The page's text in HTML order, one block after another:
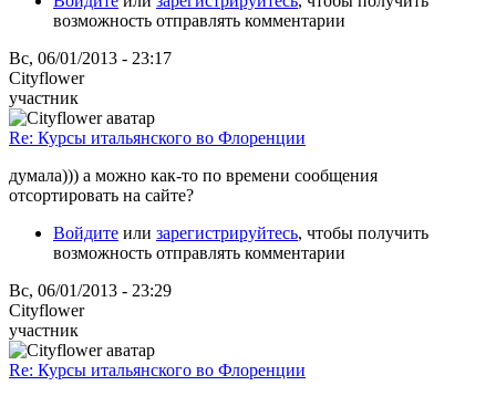
возможность отправлять комментарии
Вс, 06/01/2013 - 23:17
Cityflower
участник
Re: Курсы итальянского во Флоренции
думала))) а можно как-то по времени сообщения
отсортировать на сайте?
Войдите или зарегистрируйтесь, чтобы получить
возможность отправлять комментарии
Вс, 06/01/2013 - 23:29
Cityflower
участник
Re: Курсы итальянского во Флоренции